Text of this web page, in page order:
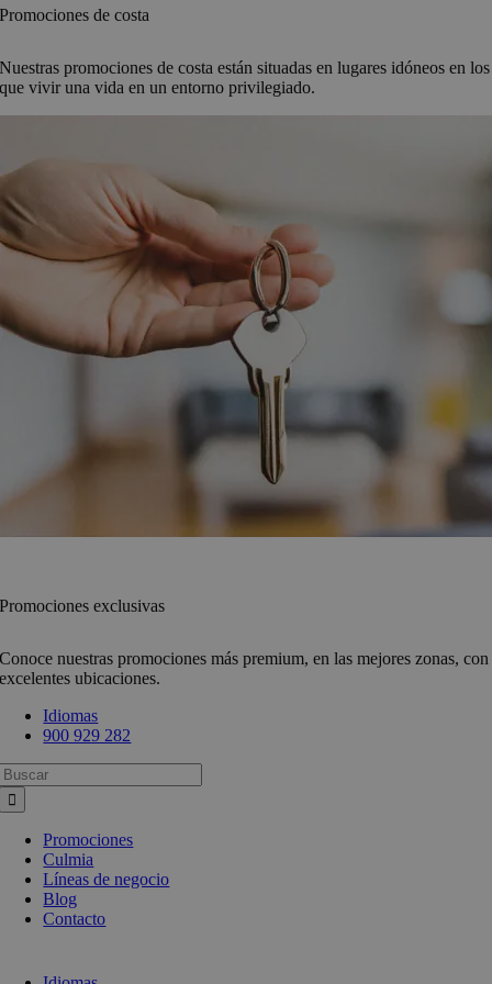
Promociones de costa
Nuestras promociones de costa están situadas en lugares idóneos en los
que vivir una vida en un entorno privilegiado.
Promociones exclusivas
Conoce nuestras promociones más premium, en las mejores zonas, con
excelentes ubicaciones.
Idiomas
900 929 282
Promociones
Culmia
Líneas de negocio
Blog
Contacto